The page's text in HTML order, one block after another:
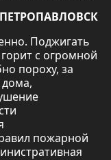
Поджигать
с огромной
пороху, за
пожарной